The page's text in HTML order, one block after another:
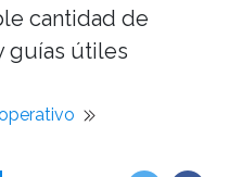
cantidad de
guías útiles